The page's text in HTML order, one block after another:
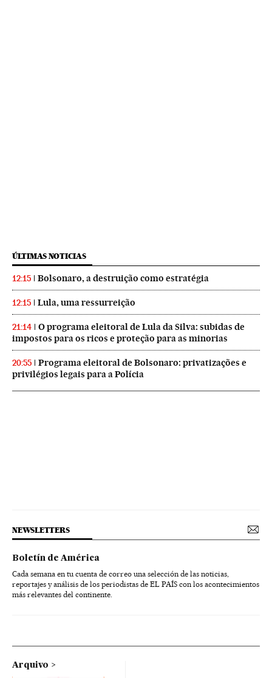
ÚLTIMAS NOTICIAS
12:15 Bolsonaro, a destruição como estratégia
12:15 Lula, uma ressurreição
21:14
O programa eleitoral de Lula da Silva: subidas de
impostos para os ricos e proteção para as minorias
20:55
Programa eleitoral de Bolsonaro: privatizações e
privilégios legais para a Polícia
NEWSLETTERS
Boletín de América
Cada semana en tu cuenta de correo una selección de las noticias,
reportajes y análisis de los periodistas de EL PAÍS con los acontecimientos
más relevantes del continente.
Arquivo